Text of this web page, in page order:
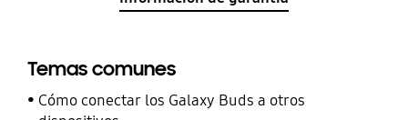
Temas comunes
Cómo conectar los Galaxy Buds a otros